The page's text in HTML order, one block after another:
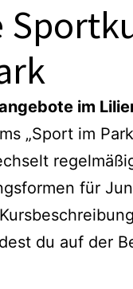
im
„Sport im
für
du auf der